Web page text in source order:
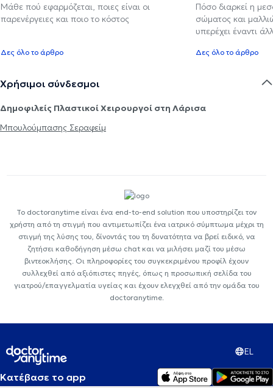
Μάθε πού εφαρμόζεται, ποιες είναι οι
παρενέργειες και ποιο το κόστος
Δες όλο το άρθρο
Πόσο διαρκεί η
σώματος και
υπερέχει έναντι
Δες όλο το άρθρο
Χρήσιμοι σύνδεσμοι
Δημοφιλείς Πλαστικοί Χειρουργοί στη Λάρισα
Μπουλούμπασης Σεραφείμ
Το doctoranytime είναι ένα end-to-end solution που υποστηρίζει τον
χρήστη από τη στιγμή που αντιμετωπίζει ένα ιατρικό σύμπτωμα μέχρι τη
στιγμή της λύσης του, δίνοντάς του τη δυνατότητα να βρεί ειδικό, να
ζητήσει καθοδήγηση μέσω chat και να μιλήσει μαζί του μέσω
βιντεοκλήσης. Οι πληροφορίες του συγκεκριμένου προφίλ έχουν
συλλεχθεί από αξιόπιστες πηγές, όπως η προσωπική σελίδα του
γιατρού/επαγγελματία υγείας και έχουν ελεγχθεί από την ομάδα του
doctoranytime.
EL
Κατέβασε το app